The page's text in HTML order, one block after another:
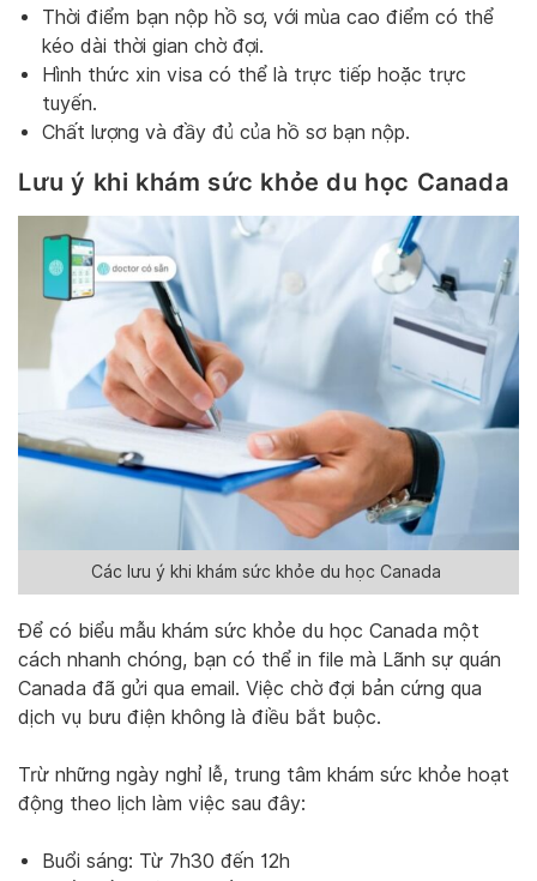
Thời điểm bạn nộp hồ sơ, với mùa cao điểm có thể
kéo dài thời gian chờ đợi.
Hình thức xin visa có thể là trực tiếp hoặc trực
tuyến.
Chất lượng và đầy đủ của hồ sơ bạn nộp.
Lưu ý khi khám sức khỏe du học Canada
Các lưu ý khi khám sức khỏe du học Canada
Để có biểu mẫu khám sức khỏe du học Canada một
cách nhanh chóng, bạn có thể in file mà Lãnh sự quán
Canada đã gửi qua email. Việc chờ đợi bản cứng qua
dịch vụ bưu điện không là điều bắt buộc.
Trừ những ngày nghỉ lễ, trung tâm khám sức khỏe hoạt
động theo lịch làm việc sau đây:
Buổi sáng: Từ 7h30 đến 12h